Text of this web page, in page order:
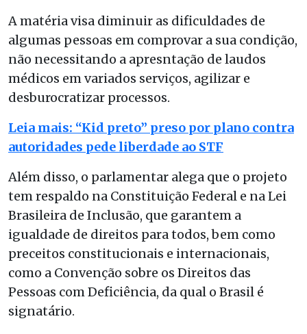
A matéria visa diminuir as dificuldades de
algumas pessoas em comprovar a sua condição,
não necessitando a apresntação de laudos
médicos em variados serviços, agilizar e
desburocratizar processos.
Leia mais: “Kid preto” preso por plano contra
autoridades pede liberdade ao STF
Além disso, o parlamentar alega que o projeto
tem respaldo na Constituição Federal e na Lei
Brasileira de Inclusão, que garantem a
igualdade de direitos para todos, bem como
preceitos constitucionais e internacionais,
como a Convenção sobre os Direitos das
Pessoas com Deficiência, da qual o Brasil é
signatário.